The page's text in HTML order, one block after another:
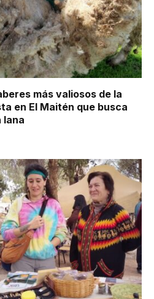
más valiosos de la
en El Maitén que busca
lana